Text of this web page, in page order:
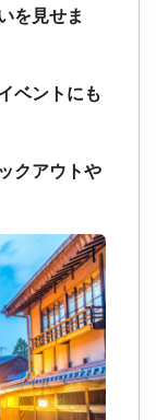
を見せま
ベントにも
クアウトや